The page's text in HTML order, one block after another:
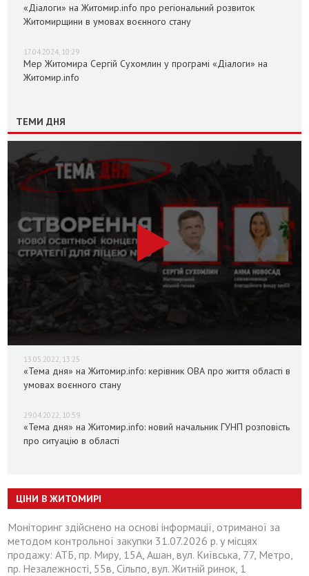
«Діалоги» на Житомир.info про регіональний розвиток
Житомирщини в умовах воєнного стану
17.04.2024, 10:29
Мер Житомира Сергій Сухомлин у програмі «Діалоги» на
Житомир.info
ТЕМИ ДНЯ
13.05.2022, 13:25
«Тема дня» на Житомир.info: керівник ОВА про життя області в
умовах воєнного стану
29.04.2022, 10:59
«Тема дня» на Житомир.info: новий начальник ГУНП розповість
про ситуацію в області
ЦІНИ В ЖИТОМИРІ
Моніторинг здійснено на основі інформації, отриманої за
методом контрольної закупки 31.07.2026 р. у місцях
продажу: АТБ, пр. Миру, 15А, Ашан, вул. Київська, 77, Метро,
пр. Незалежності, 55в, Сільпо, вул. Житній ринок, 1